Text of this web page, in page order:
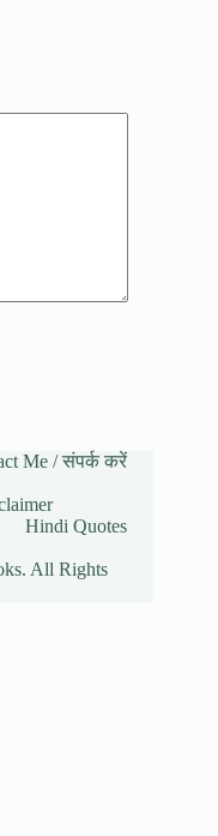
Me / संपर्क करें
Hindi Quotes
All Rights